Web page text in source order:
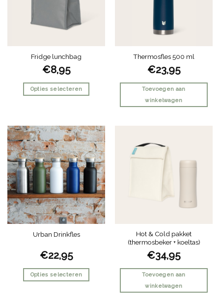
gekozen
worden
de
productpagina
worden
op
de
productpagina
Fridge lunchbag
€8,95
Opties selecteren
heeft
meerdere
variaties.
Deze
optie
kan
gekozen
worden
op
de
productpagina
Thermosfles 500 ml
€23,95
Toevoegen aan
winkelwagen
Urban Drinkfles
€22,95
Opties selecteren
Hot & Cold pakket
(thermosbeker + koeltas)
€34,95
Toevoegen aan
winkelwagen